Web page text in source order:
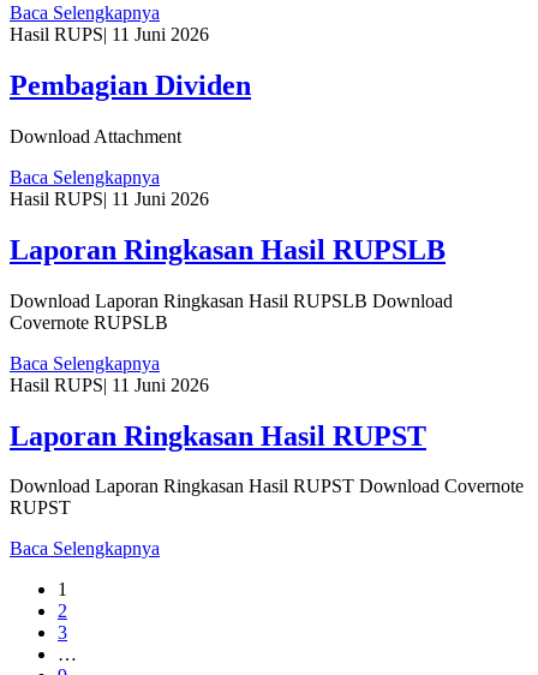
Baca Selengkapnya
Hasil RUPS| 11 Juni 2026
Pembagian Dividen
Download Attachment
Baca Selengkapnya
Hasil RUPS| 11 Juni 2026
Laporan Ringkasan Hasil RUPSLB
Download Laporan Ringkasan Hasil RUPSLB Download
Covernote RUPSLB
Baca Selengkapnya
Hasil RUPS| 11 Juni 2026
Laporan Ringkasan Hasil RUPST
Download Laporan Ringkasan Hasil RUPST Download Covernote
RUPST
Baca Selengkapnya
1
2
3
…